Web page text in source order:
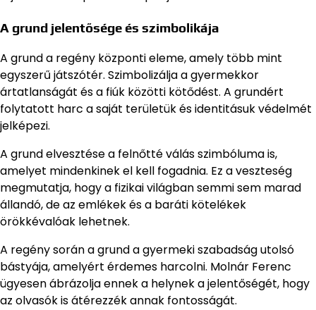
A grund jelentősége és szimbolikája
A grund a regény központi eleme, amely több mint
egyszerű játszótér. Szimbolizálja a gyermekkor
ártatlanságát és a fiúk közötti kötődést. A grundért
folytatott harc a saját területük és identitásuk védelmét
jelképezi.
A grund elvesztése a felnőtté válás szimbóluma is,
amelyet mindenkinek el kell fogadnia. Ez a veszteség
megmutatja, hogy a fizikai világban semmi sem marad
állandó, de az emlékek és a baráti kötelékek
örökkévalóak lehetnek.
A regény során a grund a gyermeki szabadság utolsó
bástyája, amelyért érdemes harcolni. Molnár Ferenc
ügyesen ábrázolja ennek a helynek a jelentőségét, hogy
az olvasók is átérezzék annak fontosságát.